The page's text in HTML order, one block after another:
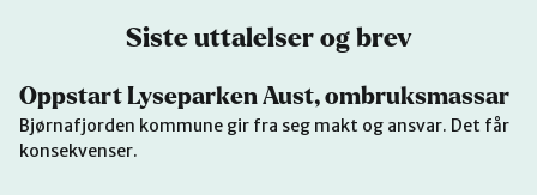
Siste uttalelser og brev
Oppstart Lyseparken Aust, ombruksmassar
Bjørnafjorden kommune gir fra seg makt og ansvar. Det får
konsekvenser.